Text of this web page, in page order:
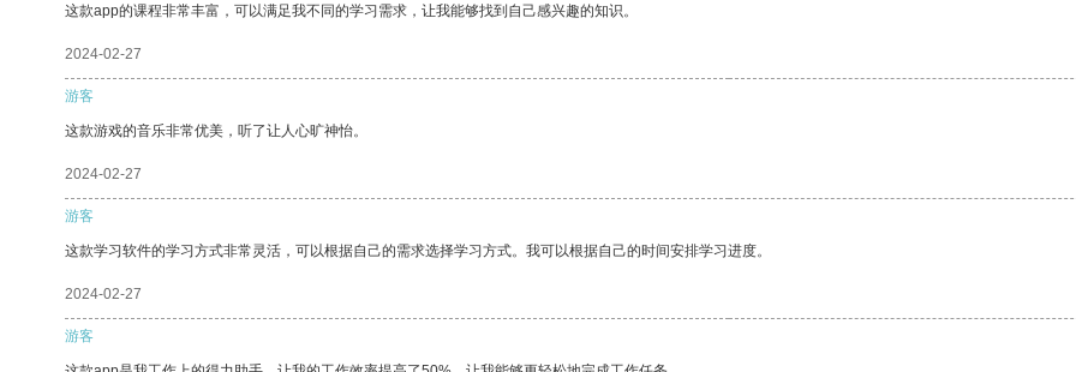
这款app的课程非常丰富，可以满足我不同的学习需求，让我能够找到自己感兴趣的知识。
2024-02-27
游客
这款游戏的音乐非常优美，听了让人心旷神怡。
2024-02-27
游客
这款学习软件的学习方式非常灵活，可以根据自己的需求选择学习方式。我可以根据自己的时间安排学习进度。
2024-02-27
游客